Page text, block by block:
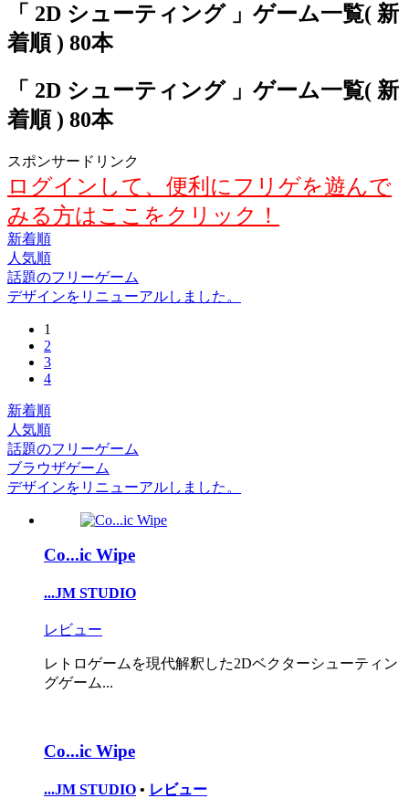
「 2D シューティング 」ゲーム一覧( 新
着順 ) 80本
「 2D シューティング 」ゲーム一覧( 新
着順 ) 80本
スポンサードリンク
ログインして、便利にフリゲを遊んで
みる方はここをクリック！
新着順
人気順
話題のフリーゲーム
デザインをリニューアルしました。
1
2
3
4
新着順
人気順
話題のフリーゲーム
ブラウザゲーム
デザインをリニューアルしました。
Co...ic Wipe
...JM STUDIO
レビュー
レトロゲームを現代解釈した2Dベクターシューティン
グゲーム...
Co...ic Wipe
...JM STUDIO • レビュー